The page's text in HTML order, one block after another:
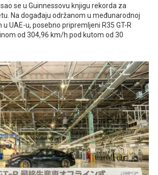
se u Guinnessovu knjigu rekorda za
Na događaju održanom u međunarodnoj
u UAE-u, posebno pripremljeni R35 GT-R
od 304,96 km/h pod kutom od 30